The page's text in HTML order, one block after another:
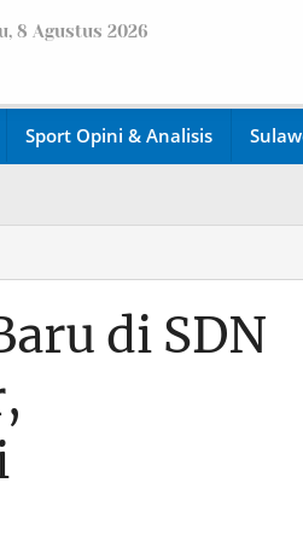
8 Agustus 2026
Sport Opini & Analisis
di SDN